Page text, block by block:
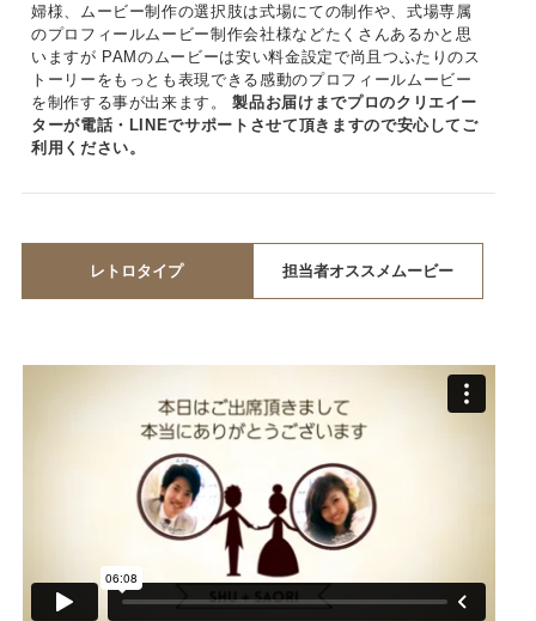
婦様、ムービー制作の選択肢は式場にての制作や、式場専属
のプロフィールムービー制作会社様などたくさんあるかと思
いますが PAMのムービーは安い料金設定で尚且つふたりのス
トーリーをもっとも表現できる感動のプロフィールムービー
を制作する事が出来ます。製品お届けまでプロのクリエイー
ターが電話・LINEでサポートさせて頂きますので安心してご
利用ください。
レトロタイプ 担当者オススメムービー